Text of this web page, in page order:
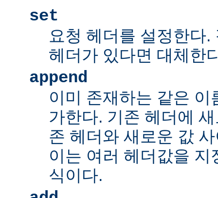
set
요청 헤더를 설정한다
헤더가 있다면 대체한
append
이미 존재하는 같은
가한다. 기존 헤더에
존 헤더와 새로운 값
이는 여러 헤더값을
식이다.